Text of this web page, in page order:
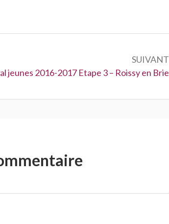
SUIVANT
:jeunes 2016-2017 Etape 3 – Roissy en Brie